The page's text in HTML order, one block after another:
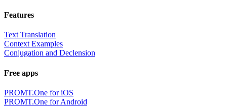
Features
Text Translation
Context Examples
Conjugation and Declension
Free apps
PROMT.One for iOS
PROMT.One for Android